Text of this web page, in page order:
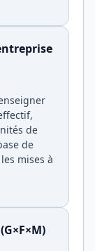
de
de
mises à